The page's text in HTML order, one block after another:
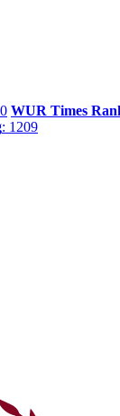
WUR Times
: 1209